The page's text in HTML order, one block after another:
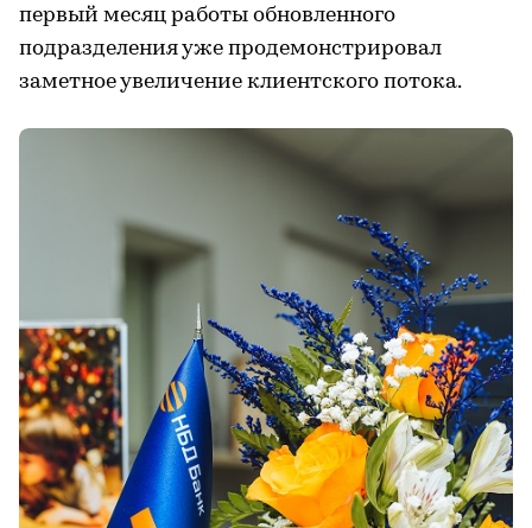
первый месяц работы обновленного
подразделения уже продемонстрировал
заметное увеличение клиентского потока.